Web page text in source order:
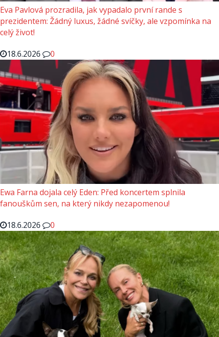
Eva Pavlová prozradila, jak vypadalo první rande s
prezidentem: Žádný luxus, žádné svíčky, ale vzpomínka na
celý život!
18.6.2026
0
Ewa Farna dojala celý Eden: Před koncertem splnila
fanouškům sen, na který nikdy nezapomenou!
18.6.2026
0